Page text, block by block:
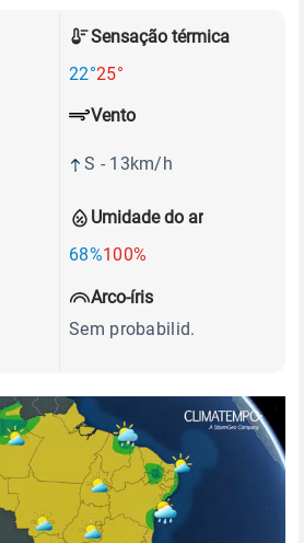
Sensação térmica
22°25°
Umidade do ar
68%100%
Vento
S - 13km/h
Arco-íris
Sem probabilid.